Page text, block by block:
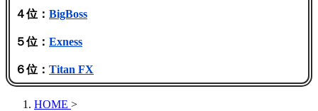
４位： BigBoss
５位： Exness
６位： Titan FX
HOME >